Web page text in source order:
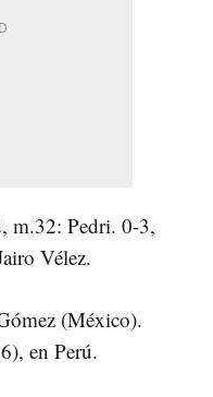
m.32: Pedri. 0-3,
Vélez.
(México).
en Perú.